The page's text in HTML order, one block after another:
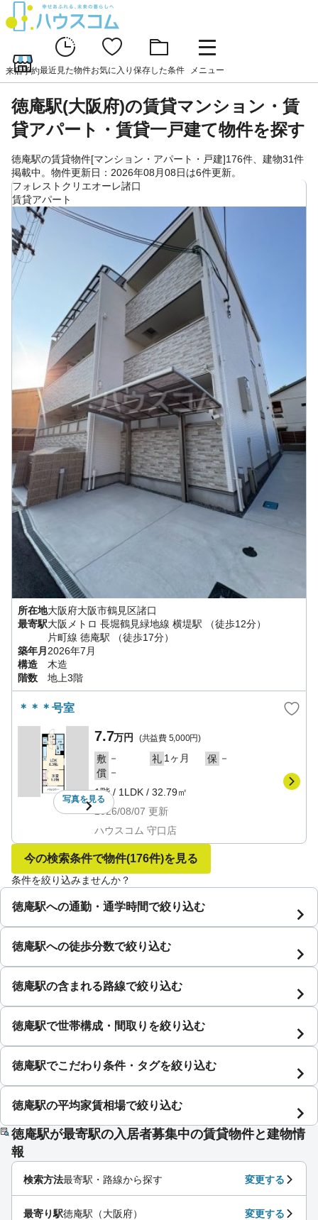
来店予約最近見た物件お気に入り 保存した条件 メニュー
徳庵駅(大阪府)の賃貸マンション・賃
貸アパート・賃貸一戸建て物件を探す
徳庵駅の賃貸物件[マンション・アパート・戸建]176件、建物31件
掲載中。物件更新日：2026年08月08日は6件更新。
フォレストクリエオーレ諸口
賃貸アパート
所在地大阪府大阪市鶴見区諸口
最寄駅大阪メトロ 長堀鶴見緑地線 横堤駅
（徒歩12分）
片町線 徳庵駅
（徒歩17分）
築年月2026年7月
構造
木造
階数
地上3階
＊＊＊号室
写真を見る
7.7万円 (共益費 5,000円)
敷 － 礼 1ヶ月 保 －
償 －
1階/ 1LDK / 32.79㎡
2026/08/07 更新
ハウスコム 守口店
今の検索条件で物件(176件)を見る
条件を絞り込みませんか？
徳庵駅への通勤・通学時間で絞り込む
徳庵駅への徒歩分数で絞り込む
徳庵駅の含まれる路線で絞り込む
徳庵駅で世帯構成・間取りを絞り込む
徳庵駅でこだわり条件・タグを絞り込む
徳庵駅の平均家賃相場で絞り込む
徳庵駅が最寄駅の入居者募集中の賃貸物件と建物情
報
検索方法最寄駅・路線から探す 変更する
最寄り駅徳庵駅（大阪府） 変更する